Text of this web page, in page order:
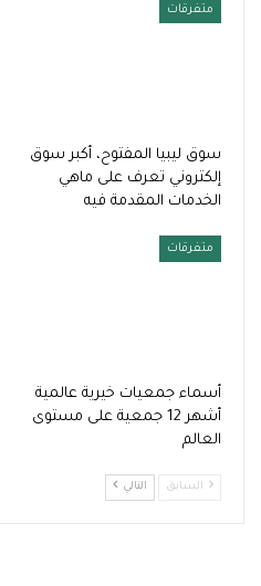
متفرقات
سوق ليبيا المفتوح، أكبر سوق
إلكتروني تعرف على ماهي
الخدمات المقدمة فيه
متفرقات
أسماء جمعيات خيرية عالمية
أشهر 12 جمعية على مستوى
العالم
السابق التالي